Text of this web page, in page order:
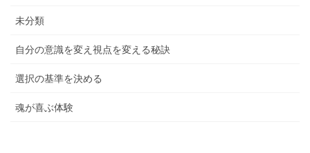
未分類
自分の意識を変え視点を変える秘訣
選択の基準を決める
魂が喜ぶ体験